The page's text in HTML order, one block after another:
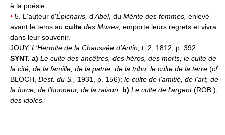
à la poésie :
• 5. L'auteur d'Épicharis, d'Abel, du Mérite des femmes, enlevé
avant le tems au culte des Muses, emporte leurs regrets et vivra
dans leur souvenir.
JOUY, L'Hermite de la Chaussée d'Antin, t. 2, 1812, p. 392.
SYNT. a) Le culte des ancêtres, des héros, des morts; le culte de
la cité, de la famille, de la patrie, de la tribu; le culte de la terre (cf.
BLOCH, Dest. du S., 1931, p. 156); le culte de l'amitié, de l'art, de
la force, de l'honneur, de la raison. b) Le culte de l'argent(ROB.),
des idoles.